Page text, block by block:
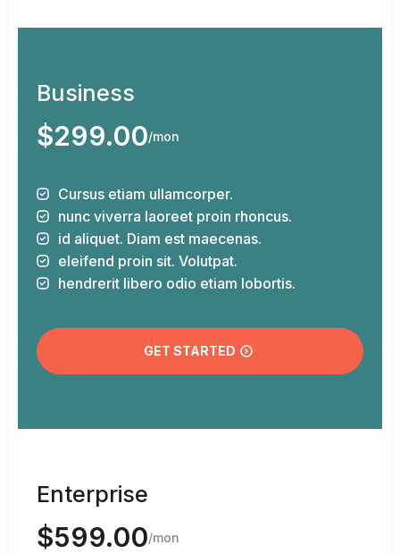
Business
$299.00/mon
Cursus etiam ullamcorper.
nunc viverra laoreet proin rhoncus.
id aliquet. Diam est maecenas.
eleifend proin sit. Volutpat.
hendrerit libero odio etiam lobortis.
GET STARTED
Enterprise
$599.00/mon